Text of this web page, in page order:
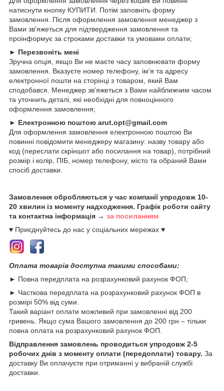
натиснути кнопку КУПИТИ. Потім заповніть форму
замовлення. Після оформлення замовлення менеджер з
Вами зв'яжеться для підтвердження замовлення та
проінформує за строками доставки та умовами оплати;
► Перезвоніть мені
Зручна опція, якщо Ви не маєте часу заповнювати форму
замовлення. Вказуєте номер телефону, ім'я та адресу
електронної пошти на сторінці з товаром, який Вам
сподобався. Менеджер зв'яжеться з Вами найближчим часом
та уточнить деталі, які необхідні для повноцінного
оформлення замовлення;
► Електронною поштою arut.opt@gmail.com
Для оформлення замовлення електронною поштою Ви
повинні повідомити менеджеру магазину: назву товару або
код (переслати скріншот або посилання на товар), потрібний
розмір і колір, ПІБ, номер телефону, місто та обраний Вами
спосіб доставки.
Замовлення обробляються у час компанії упродовж 10-
20 хвилин із моменту надходження. Графік роботи сайту
та контактна інформація → за посиланням
♥ Приєднуйтесь до нас у соціальних мережах ♥
Оплата товарів доступна такими способами:
► Повна передплата на розрахунковий рахунок ФОП;
► Часткова передплата на розрахунковий рахунок ФОП в
розмірі 50% від суми.
Такий варіант оплати можливий при замовленні від 200
гривень. Якщо сума Вашого замовлення до 200 грн – тільки
повна оплата на розрахунковий рахунок ФОП.
Відправлення замовлень проводиться упродовж 2-5
робочих днів з моменту оплати (передоплати) товару. За
доставку Ви оплачуєте при отриманні у вибраній службі
доставки.